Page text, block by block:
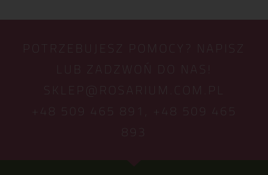
POTRZEBUJESZ POMOCY? NAPISZ
LUB ZADZWOŃ DO NAS!
SKLEP@ROSARIUM.COM.PL
+48 509 465 891,
+48 509 465
893